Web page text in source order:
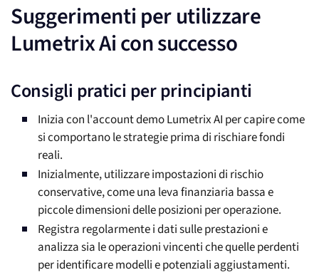
Suggerimenti per utilizzare
Lumetrix Ai con successo
Consigli pratici per principianti
Inizia con l'account demo Lumetrix AI per capire come
si comportano le strategie prima di rischiare fondi
reali.
Inizialmente, utilizzare impostazioni di rischio
conservative, come una leva finanziaria bassa e
piccole dimensioni delle posizioni per operazione.
Registra regolarmente i dati sulle prestazioni e
analizza sia le operazioni vincenti che quelle perdenti
per identificare modelli e potenziali aggiustamenti.